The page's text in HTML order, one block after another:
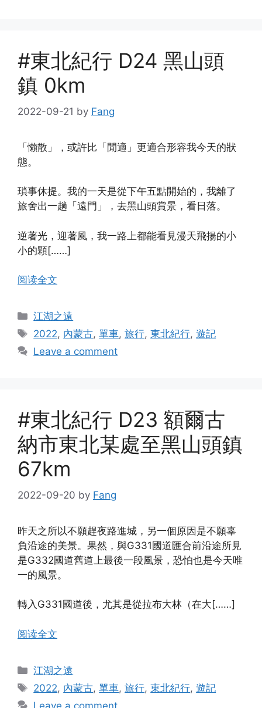
#東北紀行 D24 黑山頭
鎮 0km
2022-09-21 by Fang
「懶散」，或許比「閒適」更適合形容我今天的狀
態。
瑣事休提。我的一天是從下午五點開始的，我離了
旅舍出一趟「遠門」，去黑山頭賞景，看日落。
逆著光，迎著風，我一路上都能看見漫天飛揚的小
小的顆[……]
阅读全文
Categories
江湖之遠
Tags
2022, 內蒙古,單車,旅行,東北紀行,遊記
Leave a comment
#東北紀行 D23 額爾古
納市東北某處至黑山頭鎮
67km
2022-09-20 by Fang
昨天之所以不願趕夜路進城，另一個原因是不願辜
負沿途的美景。果然，與G331國道匯合前沿途所見
是G332國道舊道上最後一段風景，恐怕也是今天唯
一的風景。
轉入G331國道後，尤其是從拉布大林（在大[……]
阅读全文
Categories
江湖之遠
Tags
2022, 內蒙古,單車,旅行,東北紀行,遊記
Leave a comment